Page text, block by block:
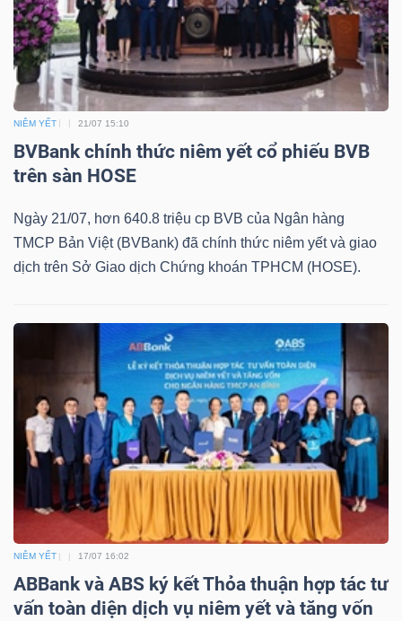
NIÊM YẾT 21/07 15:10
BVBank chính thức niêm yết cổ phiếu BVB
trên sàn HOSE
Ngày 21/07, hơn 640.8 triệu cp BVB của Ngân hàng
TMCP Bản Việt (BVBank) đã chính thức niêm yết và giao
dịch trên Sở Giao dịch Chứng khoán TPHCM (HOSE).
NIÊM YẾT 17/07 16:02
ABBank và ABS ký kết Thỏa thuận hợp tác tư
vấn toàn diện dịch vụ niêm yết và tăng vốn
viết
của
tác
giả
(-)
Báo
phân
tích
(-)
Thuật
Dịch
vụ
(-)
Đào
tạo